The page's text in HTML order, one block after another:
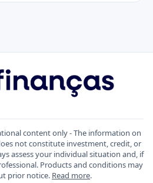
content only - The information on
not constitute investment, credit, or
assess your individual situation and, if
Products and conditions may
prior notice. Read more.